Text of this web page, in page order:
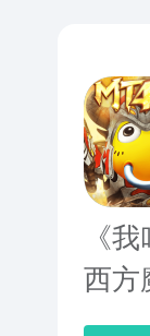
《
西方